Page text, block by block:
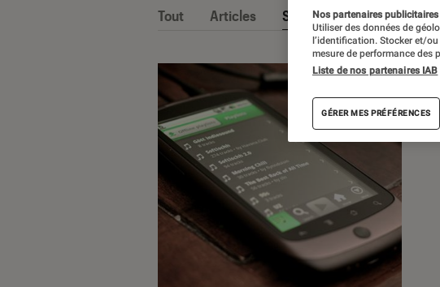
Tout Articles Sélections et guides
Nos partenaires
Utiliser des données de
l’identification. Stocker et/
mesure de performance des
Liste de nos partenaires IAB
GÉRER MES PRÉFÉRENCES